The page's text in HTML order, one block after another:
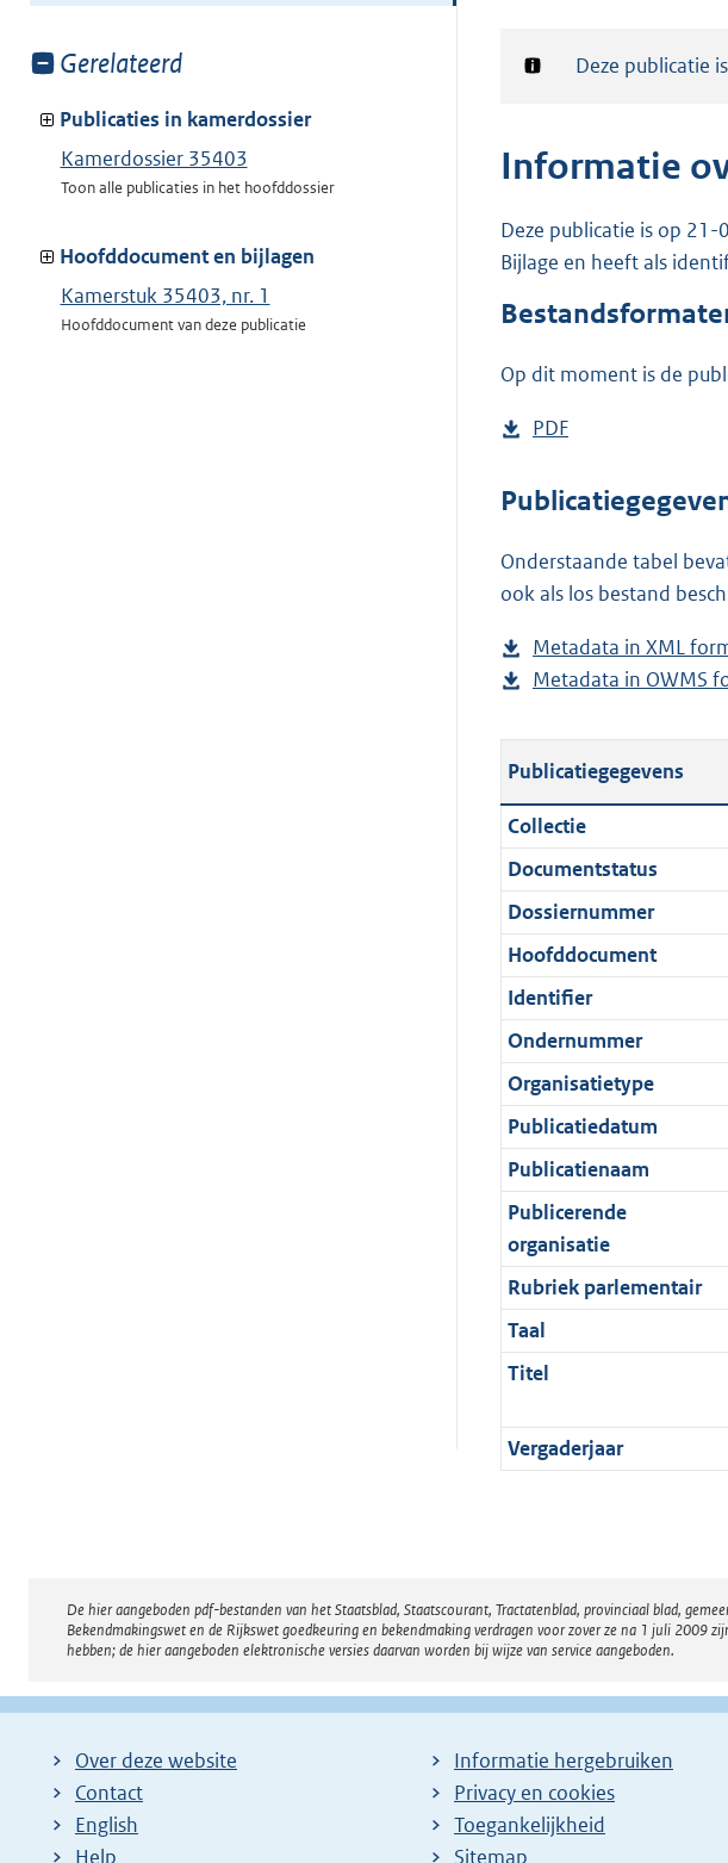
Toon
van:
Gerelateerd
Publicaties in kamerdossier
Kamerdossier 35403
Toon alle publicaties in het hoofddossier
Hoofddocument en bijlagen
Kamerstuk 35403, nr. 1
Hoofddocument van deze publicatie
Notificatie:
Deze publicatie
Informatie
Deze publicatie is op
Bijlage en heeft als
Op dit moment is de
D
w
l
o
d
p
l
i
c
a
t
i
e
i
n
f
o
r
m
a
t
PDF
s
a
n
s
g
o
t
t
e
:
1
9
5
K
b
Onderstaande tabel
ook als los bestand
Metadata in XML
Metadata in OWMS
Publicatiegegevens
Collectie
Documentstatus
Dossiernummer
Hoofddocument
Identifier
Ondernummer
Organisatietype
Publicatiedatum
Publicatienaam
Publicerende
organisatie
Rubriek parlementair
Taal
Titel
Vergaderjaar
Disclaimer
De hier aangeboden pdf-bestanden van het Staatsblad, Staatscourant, Tractatenblad, provinciaal blad,
Bekendmakingswet en de Rijkswet goedkeuring en bekendmaking verdragen voor zover ze na 1 juli 2009
hebben; de hier aangeboden elektronische versies daarvan worden bij wijze van service aangeboden.
Over deze website
Contact
English
Help
Informatie hergebruiken
Privacy en cookies
Toegankelijkheid
Sitemap